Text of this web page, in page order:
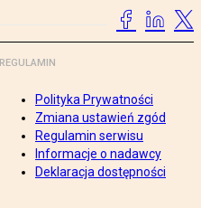
REGULAMIN
Polityka Prywatności
Zmiana ustawień zgód
Regulamin serwisu
Informacje o nadawcy
Deklaracja dostępności